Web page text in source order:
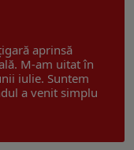
aprinsă
M-am uitat în
iulie. Suntem
a venit simplu